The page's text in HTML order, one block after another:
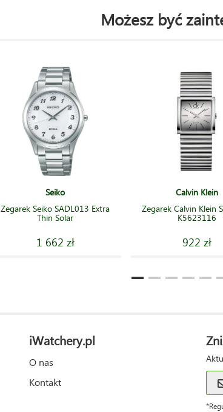
Możesz być
Seiko
Zegarek Seiko SADL013 Extra
Thin Solar
1 662 zł
Calvin Klein
Zegarek Calvin Klein
K5623116
922 zł
iWatchery.pl
O nas
Kontakt